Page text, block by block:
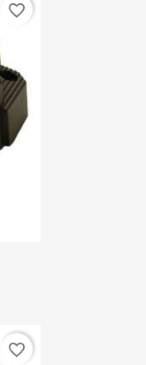
favorite_border
favorite_border